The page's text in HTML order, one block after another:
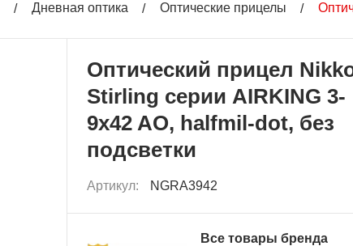
Дневная оптика Оптические прицелы
Оптический прицел
Stirling серии AIRKING 3-
9x42 AO, halfmil-dot, без
подсветки
Артикул: NGRA3942
Все товары бренда